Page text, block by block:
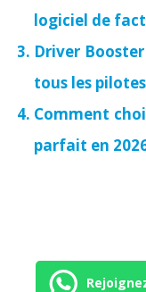
logiciel de
Driver
tous les
Comment
parfait en